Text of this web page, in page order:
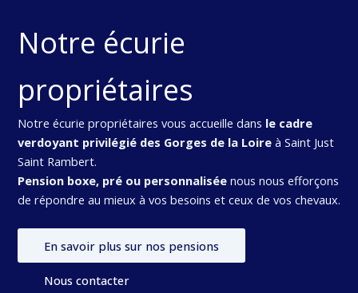
Notre écurie
propriétaires
Notre écurie propriétaires vous accueille dans le cadre
verdoyant privilégié des Gorges de la Loireà Saint Just
Saint Rambert.
Pension boxe, pré ou personnaliséenous nous efforçons
de répondre au mieux à vos besoins et ceux de vos chevaux.
En savoir plus sur nos pensions
Nous contacter